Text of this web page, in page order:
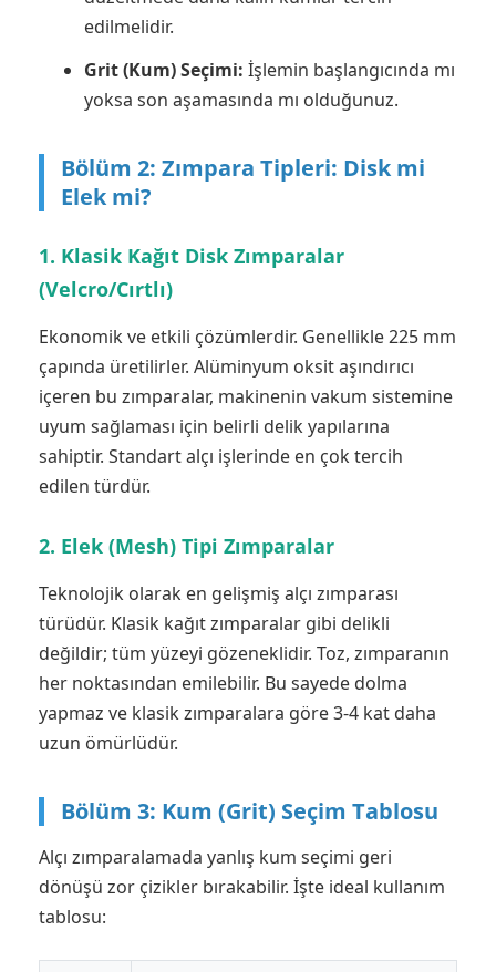
edilmelidir.
Grit (Kum) Seçimi: İşlemin başlangıcında mı
yoksa son aşamasında mı olduğunuz.
Bölüm 2: Zımpara Tipleri: Disk mi
Elek mi?
1. Klasik Kağıt Disk Zımparalar
(Velcro/Cırtlı)
Ekonomik ve etkili çözümlerdir. Genellikle 225 mm
çapında üretilirler. Alüminyum oksit aşındırıcı
içeren bu zımparalar, makinenin vakum sistemine
uyum sağlaması için belirli delik yapılarına
sahiptir. Standart alçı işlerinde en çok tercih
edilen türdür.
2. Elek (Mesh) Tipi Zımparalar
Teknolojik olarak en gelişmiş alçı zımparası
türüdür. Klasik kağıt zımparalar gibi delikli
değildir; tüm yüzeyi gözeneklidir. Toz, zımparanın
her noktasından emilebilir. Bu sayede dolma
yapmaz ve klasik zımparalara göre 3-4 kat daha
uzun ömürlüdür.
Bölüm 3: Kum (Grit) Seçim Tablosu
Alçı zımparalamada yanlış kum seçimi geri
dönüşü zor çizikler bırakabilir. İşte ideal kullanım
tablosu: